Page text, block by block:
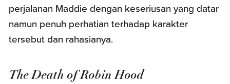
perjalanan Maddie dengan keseriusan yang datar
namun penuh perhatian terhadap karakter
tersebut dan rahasianya.
The Death of Robin Hood